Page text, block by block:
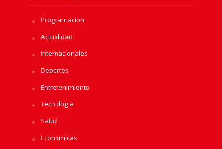
Programacion
Actualidad
Internacionales
Deportes
Entretenimiento
Tecnologia
Salud
Economicas